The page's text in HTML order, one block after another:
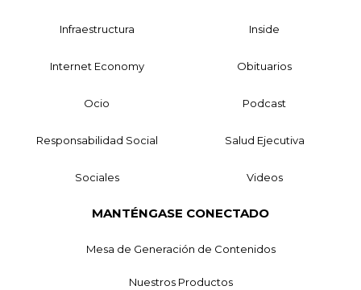
Infraestructura Inside
Internet Economy Obituarios
Ocio Podcast
Responsabilidad Social Salud Ejecutiva
Sociales Videos
MANTÉNGASE CONECTADO
Mesa de Generación de Contenidos
Nuestros Productos